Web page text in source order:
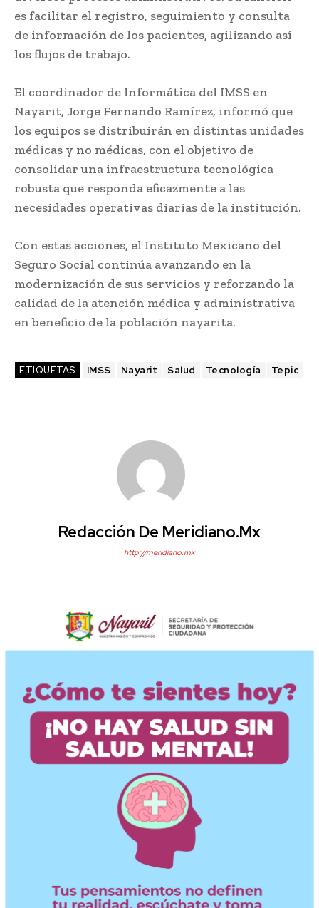
es facilitar el registro, seguimiento y consulta
de información de los pacientes, agilizando así
los flujos de trabajo.
El coordinador de Informática del IMSS en
Nayarit, Jorge Fernando Ramírez, informó que
los equipos se distribuirán en distintas unidades
médicas y no médicas, con el objetivo de
consolidar una infraestructura tecnológica
robusta que responda eficazmente a las
necesidades operativas diarias de la institución.
Con estas acciones, el Instituto Mexicano del
Seguro Social continúa avanzando en la
modernización de sus servicios y reforzando la
calidad de la atención médica y administrativa
en beneficio de la población nayarita.
ETIQUETAS IMSS Nayarit Salud Tecnología Tepic
Redacción De Meridiano.mx
http://meridiano.mx